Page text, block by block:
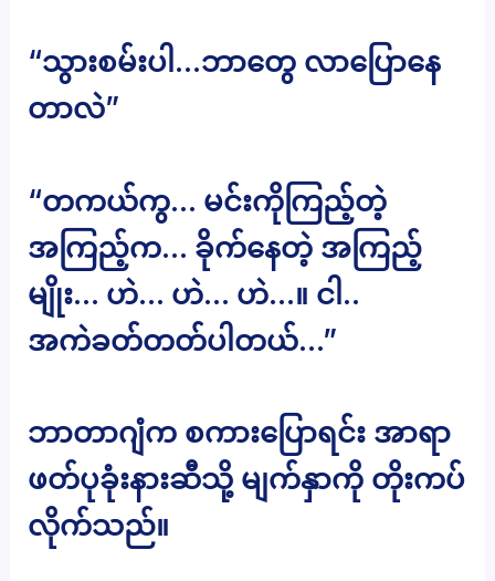
“သွားစမ်းပါ…ဘာတွေ လာပြောနေ
တာလဲ”
“တကယ်ကွ… မင်းကိုကြည့်တဲ့
အကြည့်က… ခိုက်နေတဲ့ အကြည့်
မျိုး… ဟဲ… ဟဲ… ဟဲ…။ ငါ..
အကဲခတ်တတ်ပါတယ်…”
ဘာတာဂျံက စကားပြောရင်း အာရာ
ဖတ်ပုခုံးနားဆီသို့ မျက်နှာကို တိုးကပ်
လိုက်သည်။